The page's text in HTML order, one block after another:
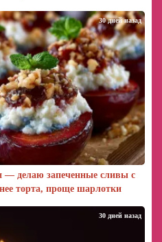
— делаю запеченные сливы с
торта, проще шарлотки
30 дней назад
30 дней назад